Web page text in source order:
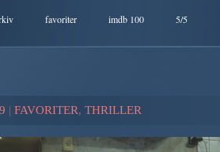
favoriter imdb 100 5/5
| FAVORITER, THRILLER